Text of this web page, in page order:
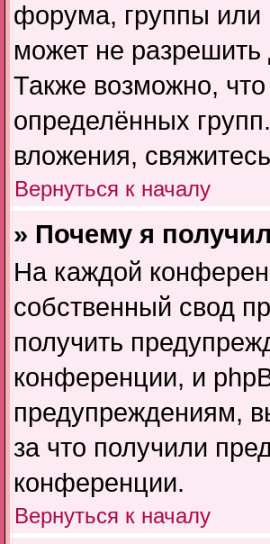
форума, группы или
может не
Также возможно,
определённых
вложения,
Вернуться к началу
» Почему я
На каждой
собственный свод
получить
конференции, и
предупреждениям,
за что получили
конференции.
Вернуться к началу